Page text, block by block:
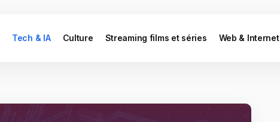
Tech & IA Culture Streaming films et séries Web & Internet